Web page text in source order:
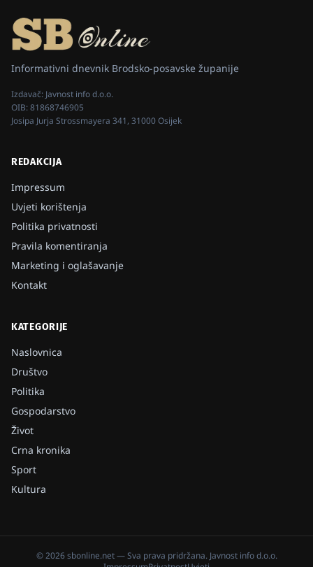
Informativni dnevnik Brodsko-posavske županije
Izdavač: Javnost info d.o.o.
OIB:81868746905
Josipa Jurja Strossmayera 341, 31000 Osijek
REDAKCIJA
Impressum
Uvjeti korištenja
Politika privatnosti
Pravila komentiranja
Marketing i oglašavanje
Kontakt
KATEGORIJE
Naslovnica
Društvo
Politika
Gospodarstvo
Život
Crna kronika
Sport
Kultura
©2026 sbonline.net— Sva prava pridržana. Javnost info d.o.o.